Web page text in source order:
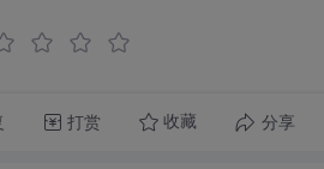
打赏 收藏 分享